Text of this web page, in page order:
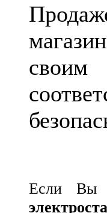
своим
Если Вы